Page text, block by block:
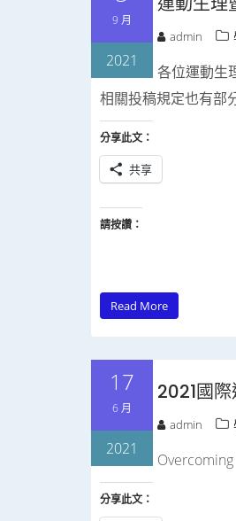
9 月
2021
admin
各位運動生
相關投稿規定也有部
分享此文：
共享
請按讚：
Read More
17
6 月
2021
2021國
admin
分享此文：